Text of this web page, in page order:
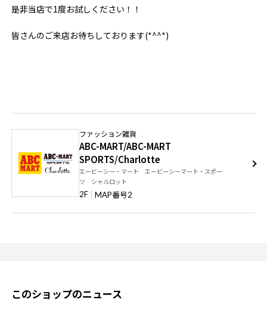
是非当店で1度お試しください！！
皆さんのご来店お待ちしております(*^^*)
ファッション雑貨
ABC-MART/ABC-MART
SPORTS/Charlotte
エービーシー・マート エービーシーマート・スポー
ツ シャルロット
2F MAP番号2
このショップのニュース